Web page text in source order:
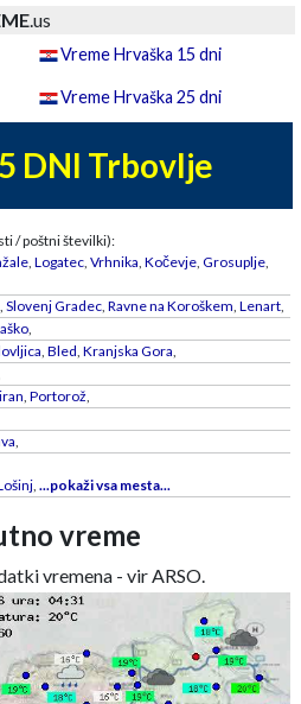
.us
Vreme Hrvaška 15 dni
Vreme Hrvaška 25 dni
DNI Trbovlje
/ poštni številki):
, Logatec, Vrhnika, Kočevje, Grosuplje,
, Slovenj Gradec, Ravne na Koroškem, Lenart,
,
, Bled, Kranjska Gora,
, Portorož,
,
, ...pokaži vsa mesta...
vreme
vremena - vir ARSO.